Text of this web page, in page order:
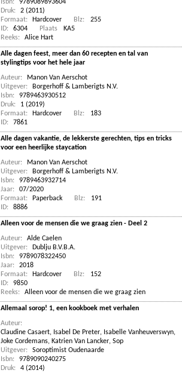
Isbn:
9789089893604
Druk:
2 (2011)
Formaat:
Hardcover Blz:
255
ID:
6304 Plaats
KA5
Reeks:
Alice Hart
Alle dagen feest, meer dan 60 recepten en tal van
stylingtips voor het hele jaar
Auteur:
Manon Van Aerschot
Uitgever:
Borgerhoff & Lamberigts N.V.
Isbn:
9789463930512
Druk:
1 (2019)
Formaat:
Hardcover Blz:
183
ID:
7861
Alle dagen vakantie, de lekkerste gerechten, tips en tricks
voor een heerlijke staycation
Auteur:
Manon Van Aerschot
Uitgever:
Borgerhoff & Lamberigts N.V.
Isbn:
9789463932714
Jaar:
07/2020
Formaat:
Paperback Blz:
191
ID:
8886
Alleen voor de mensen die we graag zien - Deel 2
Auteur:
Alde Caelen
Uitgever:
Dublju B.V.B.A.
Isbn:
9789078322450
Jaar:
2018
Formaat:
Hardcover Blz:
152
ID:
9850
Reeks:
Alleen voor de mensen die we graag zien
Allemaal sorop! 1, een kookboek met verhalen
Auteur:
Claudine Casaert, Isabel De Preter, Isabelle Vanheuverswyn,
Joke Cordemans, Katrien Van Lancker, Sop
Uitgever:
Soroptimist Oudenaarde
Isbn:
9789090240275
Druk:
4 (2014)